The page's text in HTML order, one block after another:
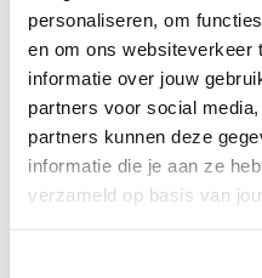
personaliseren, om
en om ons websiteverkeer
informatie over jouw
partners voor social
partners kunnen deze
informatie die je aan ze
verzameld op basis van
Vers gemalen peper
1 eetlepel boter (op
1 Boer'n Land beenham
Bereiden